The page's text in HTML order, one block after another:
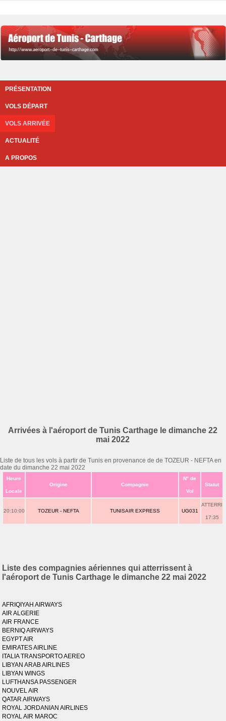
PRÉSENTATION
VOLS DÉPART
VOLS ARRIVÉE
ACTUALITÉ
A PROPOS
Arrivées à l'aéroport de Tunis Carthage le dimanche 22
mai 2022
Liste de tous les vols à partir de Tunis en provenance de de TOZEUR - NEFTA en
date du dimanche 22 mai 2022
Heure
Locale
Origine Compagnie
N° de
Vol
Statut
20:10:00 TOZEUR - NEFTA TUNISAIR EXPRESS UG031
ATTERRI
17:35
Liste des compagnies aériennes qui atterrissent à
l'aéroport de Tunis Carthage le dimanche 22 mai 2022
AFRIQIYAH AIRWAYS
AIR ALGERIE
AIR FRANCE
BERNIQ AIRWAYS
EGYPT AIR
EMIRATES AIRLINE
ITALIA TRANSPORTO AEREO
LIBYAN ARAB AIRLINES
LIBYAN WINGS
LUFTHANSA PASSENGER
NOUVEL AIR
QATAR AIRWAYS
ROYAL JORDANIAN AIRLINES
ROYAL AIR MAROC